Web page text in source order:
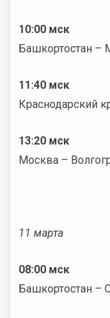
10:00 мск
Башкортостан –
11:40 мск
Краснодарский
13:20 мск
Москва –
11 марта
08:00 мск
Башкортостан –